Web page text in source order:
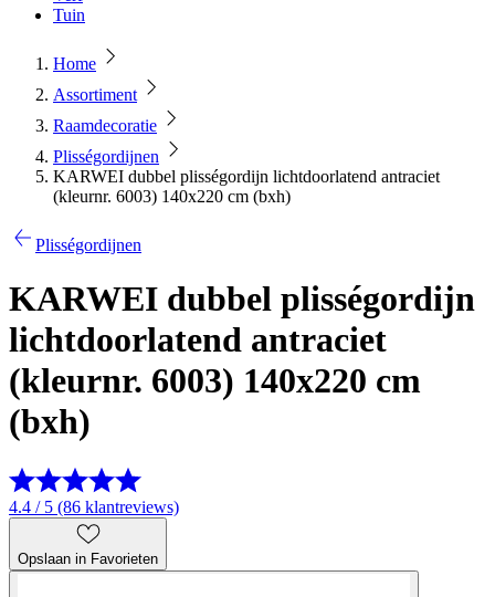
Tuin
Home
Assortiment
Raamdecoratie
Plisségordijnen
KARWEI dubbel plisségordijn lichtdoorlatend antraciet
(kleurnr. 6003) 140x220 cm (bxh)
Plisségordijnen
KARWEI dubbel plisségordijn
lichtdoorlatend antraciet
(kleurnr. 6003) 140x220 cm
(bxh)
4.4 / 5 (86 klantreviews)
Opslaan in Favorieten